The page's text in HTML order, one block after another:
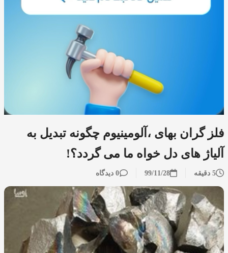
فلز گران بهای ،آلومینیوم چگونه تبدیل به
آلیاژ های دل خواه ما می گردد؟!
5 دقیقه 99/11/28 0 دیدگاه